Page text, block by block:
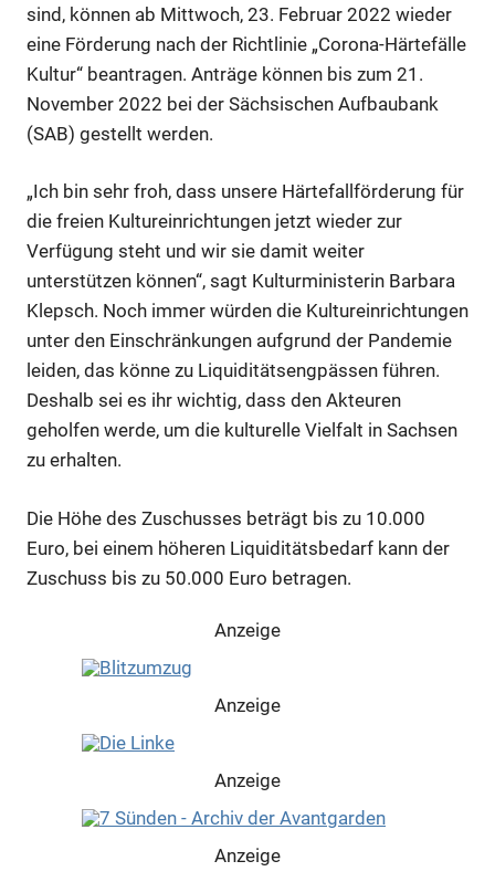
sind, können ab Mittwoch, 23. Februar 2022 wieder
eine Förderung nach der Richtlinie „Corona-Härtefälle
Kultur“ beantragen. Anträge können bis zum 21.
November 2022 bei der Sächsischen Aufbaubank
(SAB) gestellt werden.
„Ich bin sehr froh, dass unsere Härtefallförderung für
die freien Kultureinrichtungen jetzt wieder zur
Verfügung steht und wir sie damit weiter
unterstützen können“, sagt Kulturministerin Barbara
Klepsch. Noch immer würden die Kultureinrichtungen
unter den Einschränkungen aufgrund der Pandemie
leiden, das könne zu Liquiditätsengpässen führen.
Deshalb sei es ihr wichtig, dass den Akteuren
geholfen werde, um die kulturelle Vielfalt in Sachsen
zu erhalten.
Die Höhe des Zuschusses beträgt bis zu 10.000
Euro, bei einem höheren Liquiditätsbedarf kann der
Zuschuss bis zu 50.000 Euro betragen.
Anzeige
Anzeige
Anzeige
Anzeige